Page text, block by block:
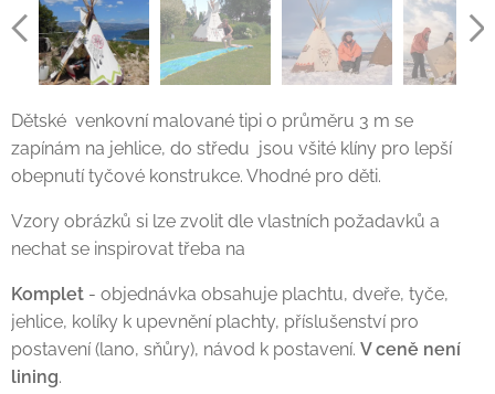
Dětské venkovní malované tipi o průměru 3 m se
zapínám na jehlice, do středu jsou všité klíny pro lepší
obepnutí tyčové konstrukce. Vhodné pro děti.
Vzory obrázků si lze zvolit dle vlastních požadavků a
nechat se inspirovat třeba na
Komplet - objednávka obsahuje plachtu, dveře, tyče,
jehlice, kolíky k upevnění plachty, příslušenství pro
postavení (lano, sňůry), návod k postavení. V ceně není
lining.